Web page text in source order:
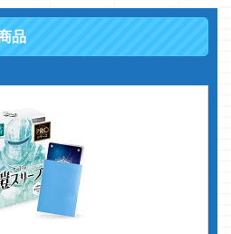
品